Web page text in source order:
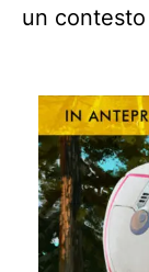
un